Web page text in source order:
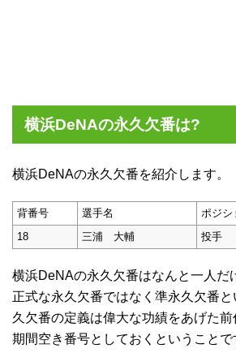
横浜DeNAの永久欠番は?
横浜DeNAの永久欠番を紹介します。
背番号 選手名
ポジシ
18
三浦 大輔 投手
横浜DeNAの永久欠番はなんと一人だ
正式な永久欠番ではなく準永久欠番
久欠番の定義は偉大な功績をあげた
期間空き番号としておくということで